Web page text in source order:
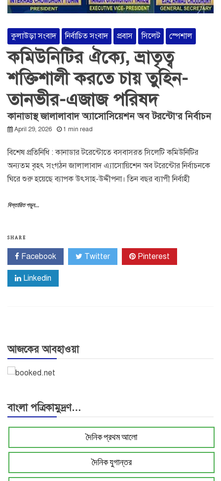
কুলাউড়া সংবাদ নির্বাচিত সংবাদ প্রবাস সিলেট স্পেশাল
কমিউনিটির ঐক্যে, ভ্রাতৃত্ব
শক্তিশালী করতে চায় তুহিন-
তানভীর-এজাজ পরিষদ
কানাডাস্থ জালালাবাদ অ্যাসোসিয়েশন অব টরন্টো’র নির্বাচন
April 29, 2026 1 min read
বিশেষ প্রতিনিধি : কানাডার টরেন্টোতে বসবাসরত সিলেটি কমিউনিটির
অন্যতম বৃহৎ সংগঠন জালালাবাদ এ্যাসোয়িশেন অব টরেন্টোর নির্বাচনকে
ঘিরে শুরু হয়েছে ব্যাপক উৎসাহ-উদ্দীপনা। তিন বছর ব্যাপী নির্বাহী
বিস্তারিত পড়ুন...
SHARE
Facebook Twitter Pinterest
Linkedin
আজকের আবহাওয়া
বাংলা পত্রিকামুদ্রণ…
দৈনিক প্রথম আলো
দৈনিক যুগান্তর